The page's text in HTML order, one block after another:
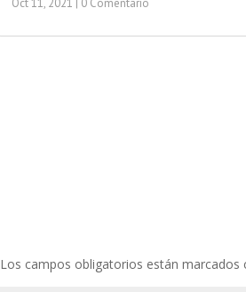
Los campos obligatorios están